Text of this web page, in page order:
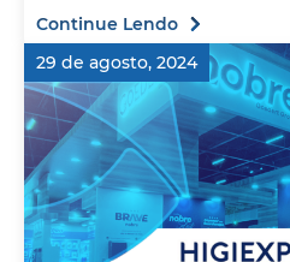
Continue Lendo
29 de agosto, 2024